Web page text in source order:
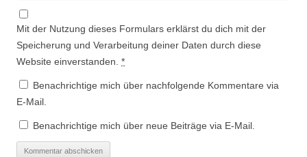
Mit der Nutzung dieses Formulars erklärst du dich mit der
Speicherung und Verarbeitung deiner Daten durch diese
Website einverstanden. *
Benachrichtige mich über nachfolgende Kommentare via
E-Mail.
Benachrichtige mich über neue Beiträge via E-Mail.